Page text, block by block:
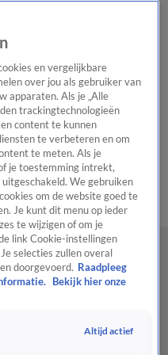
Het beste van Hart
Tip de
Tip de redactiePanelVideo's
en vergelijkbare
over jou als gebruiker van
apparaten. Als je „Alle
trackingtechnologieën
content te kunnen
te verbeteren en om
te meten. Als je
je toestemming intrekt,
We gebruiken
om de website goed te
Je kunt dit menu op ieder
te wijzigen of om je
link Cookie-instellingen
selecties zullen overal
doorgevoerd. Raadpleeg
Bekijk hier onze
Altijd actief